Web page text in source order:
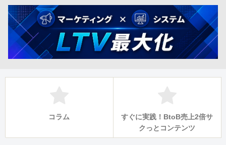
コラム
すぐに実践！BtoB売上2倍サ
クっとコンテンツ